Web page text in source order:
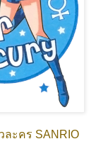
ละคร SANRIO